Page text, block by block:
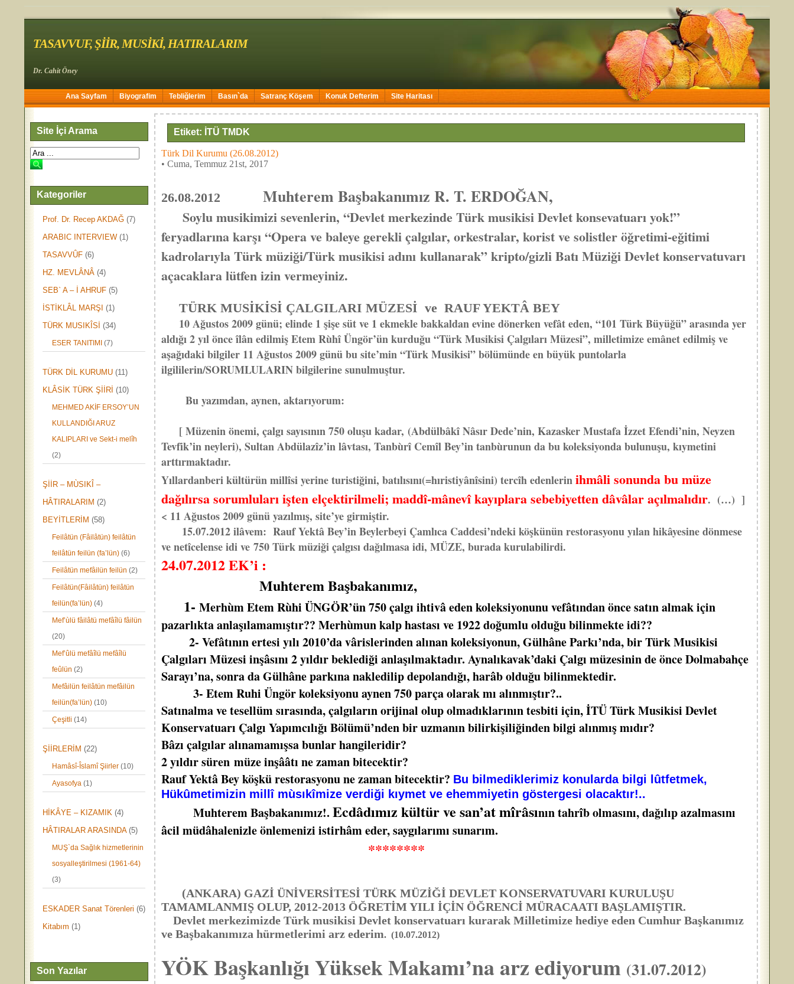
TASAVVUF, ŞİİR, MUSİKİ, HATIRALARIM
Dr. Cahit Öney
Ana Sayfam Biyografim Tebliğlerim Basın`da Satranç Köşem Konuk Defterim Site Haritası
Site İçi Arama
Kategoriler
Prof. Dr. Recep AKDAĞ (7)
ARABIC INTERVIEW (1)
TASAVVÛF (6)
HZ. MEVLÂNÂ (4)
SEB` A – İ AHRUF (5)
İSTİKLÂL MARŞI (1)
TÜRK MUSIKÎSİ (34)
ESER TANITIMI (7)
TÜRK DİL KURUMU (11)
KLÂSİK TÜRK ŞİİRİ (10)
MEHMED AKİF ERSOY’UN
KULLANDIĞI ARUZ
KALIPLARI ve Sekt-i melîh
(2)
ŞİİR – MÙSIKÎ –
HÂTIRALARIM (2)
BEYİTLERİM (58)
Feilâtün (Fâilâtün) feilâtün
feilâtün feilün (fa’lün) (6)
Feilâtün mefâilün feilün (2)
Feilâtün(Fâilâtün) feilâtün
feilün(fa’lün) (4)
Mef’ùlü fâilâtü mefâîlü fâilün
(20)
Mef’ûlü mefâîlü mefâîlü
feûlün (2)
Mefâilün feilâtün mefâilün
feilün(fa’lün) (10)
Çeşitli (14)
ŞİİRLERİM (22)
Hamâsî-Îslamî Şiirler (10)
Ayasofya (1)
HİKÂYE – KIZAMIK (4)
HÂTIRALAR ARASINDA(5)
MUŞ`da Sağlık hizmetlerinin
sosyalleştirilmesi (1961-64)
(3)
ESKADER Sanat Törenleri (6)
Kitabım (1)
Son Yazılar
Etiket: İTÜ TMDK
Türk Dil Kurumu (26.08.2012)
• Cuma, Temmuz 21st, 2017
26.08.2012Muhterem Başbakanımız R. T. ERDOĞAN,
Soylu musikimizi sevenlerin, “Devlet merkezinde Türk musikisi Devlet konsevatuarı yok!”
feryadlarına karşı “Opera ve baleye gerekli çalgılar, orkestralar, korist ve solistler öğretimi-eğitimi
kadrolarıyla Türk müziği/Türk musikisi adını kullanarak”kripto/gizli Batı Müziği Devlet konservatuvarı
açacaklara lütfen izin vermeyiniz.
TÜRK MUSİKİSİ ÇALGILARI MÜZESİ ve RAUF YEKTÂ BEY
10 Ağustos 2009 günü; elinde 1 şişe süt ve 1 ekmekle bakkaldan evine dönerken vefât eden, “101 Türk Büyüğü” arasında yer
aldığı 2 yıl önce îlân edilmiş Etem Rùhî Üngör’ün kurduğu “Türk Musikisi Çalgıları Müzesi”, milletimize emânet edilmiş ve
aşağıdaki bilgiler 11 Ağustos 2009 günü bu site’min “Türk Musikisi” bölümünde en büyük puntolarla
ilgililerin/SORUMLULARIN bilgilerine sunulmuştur.
Bu yazımdan, aynen, aktarıyorum:
[ Müzenin önemi, çalgı sayısının 750 oluşu kadar, (Abdülbâkî Nâsır Dede’nin, Kazasker Mustafa İzzet Efendi’nin, Neyzen
Tevfik’in neyleri), Sultan Abdülazîz’in lâvtası, Tanbùrî Cemîl Bey’in tanbùrunun da bu koleksiyonda bulunuşu, kıymetini
arttırmaktadır.
Yıllardanberi kültürün millîsi yerine turistiğini, batılısını(=hıristiyânîsini) tercîh edenlerinihmâli sonunda bu müze
dağılırsa sorumluları işten elçektirilmeli; maddî-mânevî kayıplara sebebiyetten dâvâlar açılmalıdır. (…) ]
< 11 Ağustos 2009 günü yazılmış, site’ye girmiştir.
15.07.2012 ilâvem: Rauf Yektâ Bey’in Beylerbeyi Çamlıca Caddesi’ndeki köşkünün restorasyonu yılan hikâyesine dönmese
ve netîcelense idi ve 750 Türk müziği çalgısı dağılmasa idi, MÜZE, burada kurulabilirdi.
24.07.2012 EK’i :
Muhterem Başbakanımız,
1-Merhùm Etem Rùhi ÜNGÖR’ün 750 çalgı ihtivâ eden koleksiyonunu vefâtından önce satın almak için
pazarlıkta anlaşılamamıştır?? Merhùmun kalp hastası ve 1922 doğumlu olduğu bilinmekte idi??
2- Vefâtının ertesi yılı 2010’da vârislerinden alınan koleksiyonun, Gülhâne Parkı’nda, bir Türk Musikisi
Çalgıları Müzesi inşâsını 2 yıldır beklediği anlaşılmaktadır. Aynalıkavak’daki Çalgı müzesinin de önce Dolmabahçe
Sarayı’na, sonra da Gülhâne parkına nakledilip depolandığı, harâb olduğu bilinmektedir.
3- Etem Ruhi Üngör koleksiyonu aynen 750 parça olarak mı alınmıştır?..
Satınalma ve tesellüm sırasında, çalgıların orijinal olup olmadıklarının tesbiti için, İTÜ Türk Musikisi Devlet
Konservatuarı Çalgı Yapımcılığı Bölümü’nden bir uzmanın bilirkişiliğinden bilgi alınmış mıdır?
Bâzı çalgılar alınamamışsa bunlar hangileridir?
2 yıldır süren müze inşââtı ne zaman bitecektir?
Rauf Yektâ Bey köşkü restorasyonu ne zaman bitecektir? Bu bilmediklerimiz konularda bilgi lûtfetmek,
Hükûmetimizin millî mùsıkîmize verdiği kıymet ve ehemmiyetin göstergesi olacaktır!..
Muhterem Başbakanımız!.Ecdâdımız kültür ve san’at mîrâsının tahrîb olmasını, dağılıp azalmasını
âcil müdâhalenizle önlemenizi istirhâm eder, saygılarımı sunarım.
********
(ANKARA) GAZİ ÜNİVERSİTESİ TÜRK MÜZİĞİ DEVLET KONSERVATUVARI KURULUŞU
TAMAMLANMIŞ OLUP, 2012-2013 ÖĞRETİM YILI İÇİN ÖĞRENCİ MÜRACAATI BAŞLAMIŞTIR.
Devlet merkezimizde Türk musikisi Devlet konservatuarı kurarak Milletimize hediye eden Cumhur Başkanımız
ve Başbakanımıza hürmetlerimi arz ederim. (10.07.2012)
YÖK Başkanlığı Yüksek Makamı’na arz ediyorum (31.07.2012)